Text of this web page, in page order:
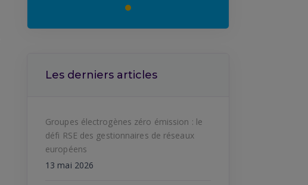
Les derniers articles
Groupes électrogènes zéro émission : le
défi RSE des gestionnaires de réseaux
européens
13 mai 2026